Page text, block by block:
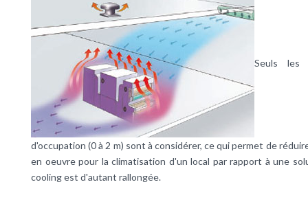
Seuls les
d'occupation (0 à 2 m) sont à considérer, ce qui permet de
en oeuvre pour la climatisation d'un local par rapport à une
cooling est d'autant rallongée.